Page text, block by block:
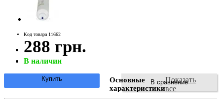
Код товара 11662
288 грн.
В наличии
В сравнение
Купить
Основные
характеристики
Показать
все